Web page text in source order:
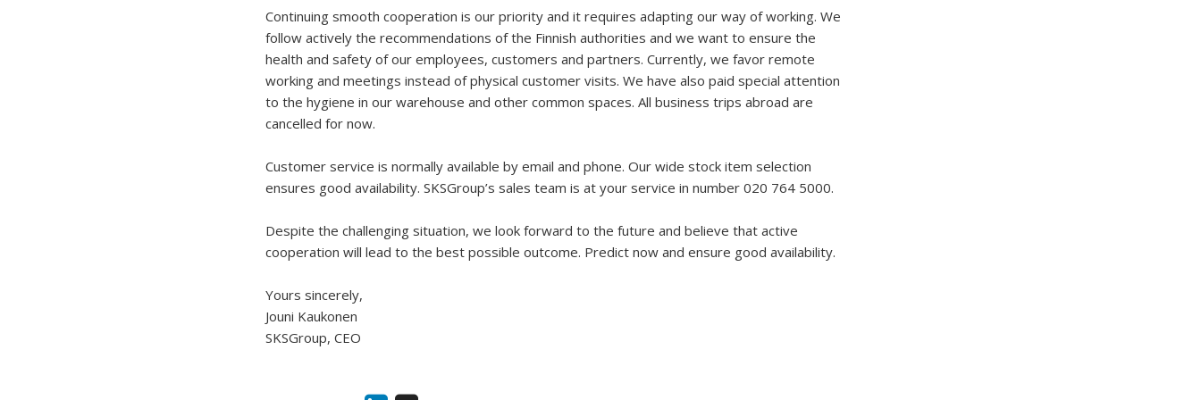
Continuing smooth cooperation is our priority and it requires adapting our way of working. We
follow actively the recommendations of the Finnish authorities and we want to ensure the
health and safety of our employees, customers and partners. Currently, we favor remote
working and meetings instead of physical customer visits. We have also paid special attention
to the hygiene in our warehouse and other common spaces. All business trips abroad are
cancelled for now.
Customer service is normally available by email and phone. Our wide stock item selection
ensures good availability. SKSGroup’s sales team is at your service in number 020 764 5000.
Despite the challenging situation, we look forward to the future and believe that active
cooperation will lead to the best possible outcome. Predict now and ensure good availability.
Yours sincerely,
Jouni Kaukonen
SKSGroup, CEO